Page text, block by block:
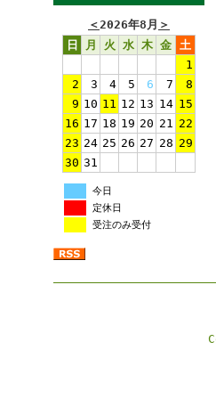
＜2026年8月 ＞
日
月 火 水 木 金 土
1
2
3 4 5 6 7
8
9 10 11 12 13 14 15
16 17 18 19 20 21 22
23 24 25 26 27 28 29
30 31
今日
定休日
受注のみ受付